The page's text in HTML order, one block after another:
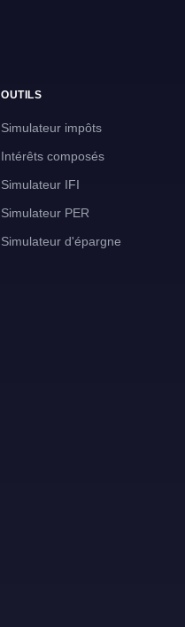
OUTILS
Simulateur impôts
Intérêts composés
Simulateur IFI
Simulateur PER
Simulateur d'épargne